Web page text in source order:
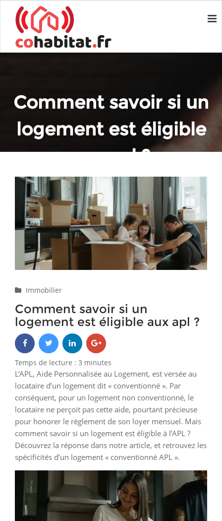
Comment savoir si un
logement est éligible
aux apl ?
Home
Immobilier
Comment savoir si un logement est éligible aux apl ?
Immobilier
Comment savoir si un
logement est éligible aux apl ?
Temps de lecture : 3 minutes
L’APL, Aide Personnalisée au Logement, est versée au
locataire d’un logement dit « conventionné ». Par
conséquent, pour un logement non conventionné, le
locataire ne perçoit pas cette aide, pourtant précieuse
pour honorer le règlement de son loyer mensuel. Mais
comment savoir si un logement est éligible à l’APL ?
Découvrez la réponse dans notre article, et retrouvez les
spécificités d’un logement « conventionné APL ».